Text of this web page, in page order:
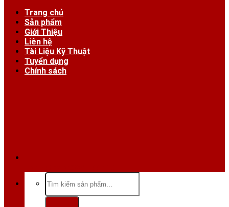
Trang chủ
Sản phẩm
Giới Thiệu
Liên hệ
Tài Liệu Kỹ Thuật
Tuyển dụng
Chính sách
Tìm
kiếm: